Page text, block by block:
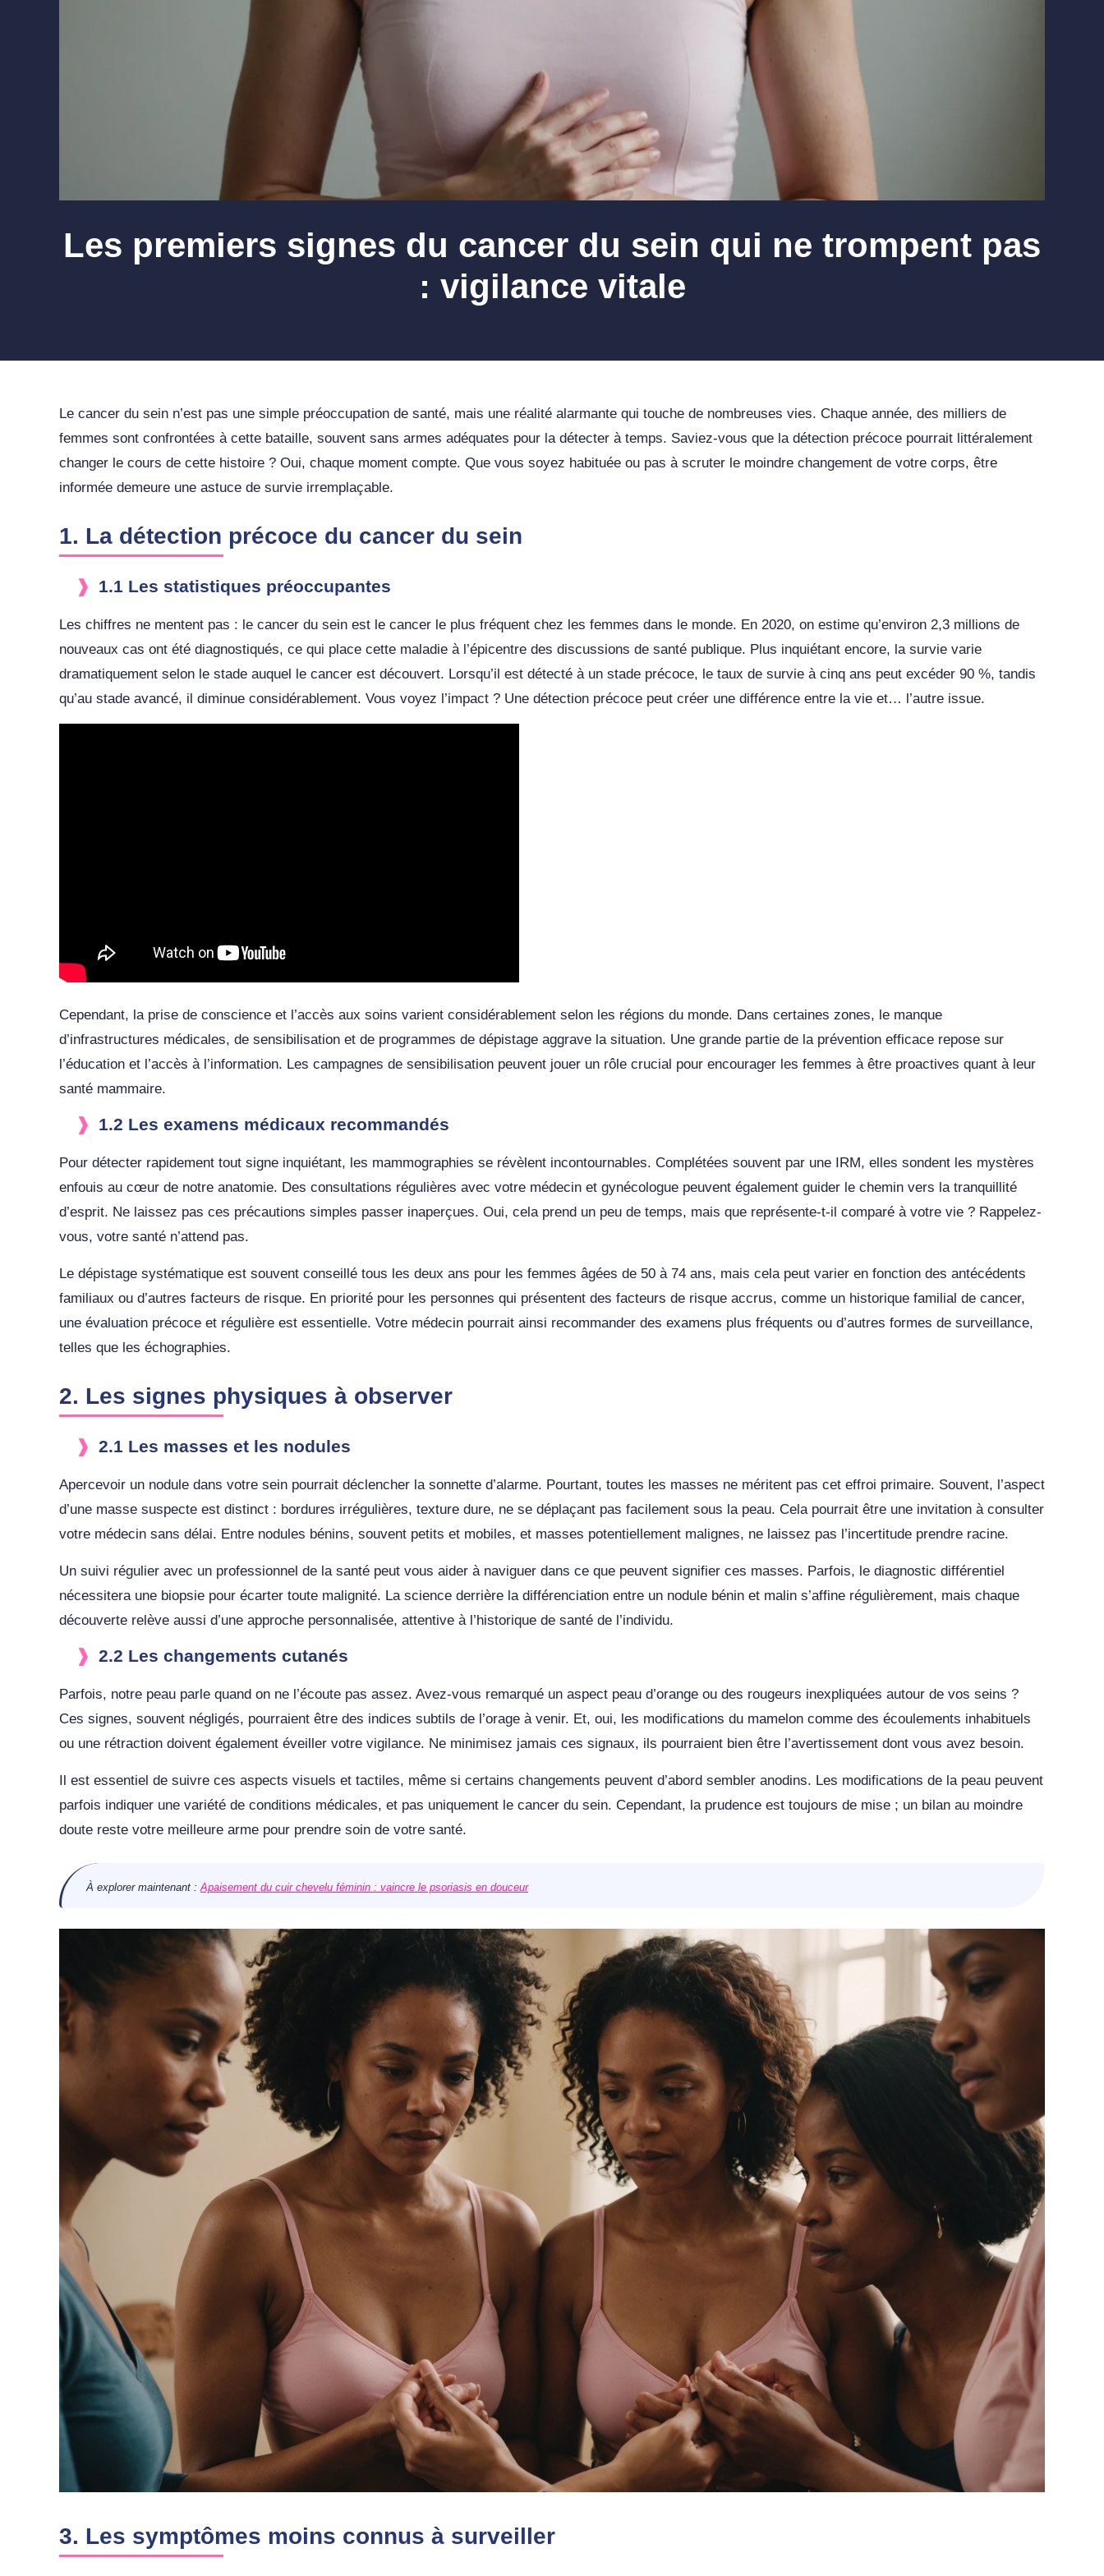
Les premiers signes du cancer du sein qui ne trompent pas
: vigilance vitale
Le cancer du sein n’est pas une simple préoccupation de santé, mais une réalité alarmante qui touche de nombreuses vies. Chaque année, des milliers de
femmes sont confrontées à cette bataille, souvent sans armes adéquates pour la détecter à temps. Saviez-vous que la détection précoce pourrait littéralement
changer le cours de cette histoire ? Oui, chaque moment compte. Que vous soyez habituée ou pas à scruter le moindre changement de votre corps, être
informée demeure une astuce de survie irremplaçable.
1. La détection précoce du cancer du sein
1.1 Les statistiques préoccupantes
Les chiffres ne mentent pas : le cancer du sein est le cancer le plus fréquent chez les femmes dans le monde. En 2020, on estime qu’environ 2,3 millions de
nouveaux cas ont été diagnostiqués, ce qui place cette maladie à l’épicentre des discussions de santé publique. Plus inquiétant encore, la survie varie
dramatiquement selon le stade auquel le cancer est découvert. Lorsqu’il est détecté à un stade précoce, le taux de survie à cinq ans peut excéder 90 %, tandis
qu’au stade avancé, il diminue considérablement. Vous voyez l’impact ? Une détection précoce peut créer une différence entre la vie et… l’autre issue.
Cependant, la prise de conscience et l’accès aux soins varient considérablement selon les régions du monde. Dans certaines zones, le manque
d’infrastructures médicales, de sensibilisation et de programmes de dépistage aggrave la situation. Une grande partie de la prévention efficace repose sur
l’éducation et l’accès à l’information. Les campagnes de sensibilisation peuvent jouer un rôle crucial pour encourager les femmes à être proactives quant à leur
santé mammaire.
1.2 Les examens médicaux recommandés
Pour détecter rapidement tout signe inquiétant, les mammographies se révèlent incontournables. Complétées souvent par une IRM, elles sondent les mystères
enfouis au cœur de notre anatomie. Des consultations régulières avec votre médecin et gynécologue peuvent également guider le chemin vers la tranquillité
d’esprit. Ne laissez pas ces précautions simples passer inaperçues. Oui, cela prend un peu de temps, mais que représente-t-il comparé à votre vie ? Rappelez-
vous, votre santé n’attend pas.
Le dépistage systématique est souvent conseillé tous les deux ans pour les femmes âgées de 50 à 74 ans, mais cela peut varier en fonction des antécédents
familiaux ou d’autres facteurs de risque. En priorité pour les personnes qui présentent des facteurs de risque accrus, comme un historique familial de cancer,
une évaluation précoce et régulière est essentielle. Votre médecin pourrait ainsi recommander des examens plus fréquents ou d’autres formes de surveillance,
telles que les échographies.
2. Les signes physiques à observer
2.1 Les masses et les nodules
Apercevoir un nodule dans votre sein pourrait déclencher la sonnette d’alarme. Pourtant, toutes les masses ne méritent pas cet effroi primaire. Souvent, l’aspect
d’une masse suspecte est distinct : bordures irrégulières, texture dure, ne se déplaçant pas facilement sous la peau. Cela pourrait être une invitation à consulter
votre médecin sans délai. Entre nodules bénins, souvent petits et mobiles, et masses potentiellement malignes, ne laissez pas l’incertitude prendre racine.
Un suivi régulier avec un professionnel de la santé peut vous aider à naviguer dans ce que peuvent signifier ces masses. Parfois, le diagnostic différentiel
nécessitera une biopsie pour écarter toute malignité. La science derrière la différenciation entre un nodule bénin et malin s’affine régulièrement, mais chaque
découverte relève aussi d’une approche personnalisée, attentive à l’historique de santé de l’individu.
2.2 Les changements cutanés
Parfois, notre peau parle quand on ne l’écoute pas assez. Avez-vous remarqué un aspect peau d’orange ou des rougeurs inexpliquées autour de vos seins ?
Ces signes, souvent négligés, pourraient être des indices subtils de l’orage à venir. Et, oui, les modifications du mamelon comme des écoulements inhabituels
ou une rétraction doivent également éveiller votre vigilance. Ne minimisez jamais ces signaux, ils pourraient bien être l’avertissement dont vous avez besoin.
Il est essentiel de suivre ces aspects visuels et tactiles, même si certains changements peuvent d’abord sembler anodins. Les modifications de la peau peuvent
parfois indiquer une variété de conditions médicales, et pas uniquement le cancer du sein. Cependant, la prudence est toujours de mise ; un bilan au moindre
doute reste votre meilleure arme pour prendre soin de votre santé.
À explorer maintenant :Apaisement du cuir chevelu féminin : vaincre le psoriasis en douceur
3. Les symptômes moins connus à surveiller